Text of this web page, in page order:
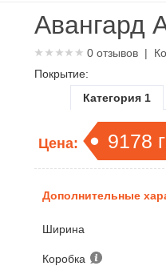
Авангард
0 отзывов |
Покрытие:
Категория 1
Цена: 9178
Дополнительные
Ширина
Коробка